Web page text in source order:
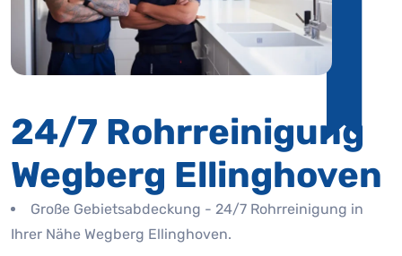
24/7 Rohrreinigung
Wegberg Ellinghoven
Große Gebietsabdeckung - 24/7 Rohrreinigung in
Ihrer Nähe Wegberg Ellinghoven.